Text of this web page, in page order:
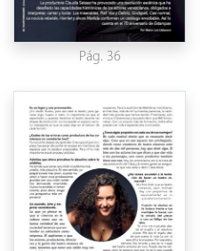
Pág. 36